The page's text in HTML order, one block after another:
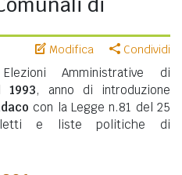
Modifica Condividi
Amministrative di
1993, anno di introduzione
con la Legge n.81 del 25
e liste politiche di